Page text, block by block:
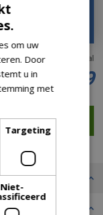
Totaal
€ 59
om uw
Door
u in
met
Targeting
Niet-